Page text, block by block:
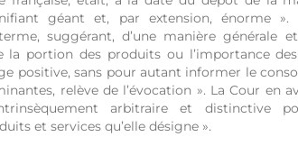
géant et, par extension, énorme
suggérant, d’une manière générale
portion des produits ou l’importance
positive, sans pour autant informer le
relève de l’évocation ». La Cour en
arbitraire et distinctive
et services qu’elle désigne ».